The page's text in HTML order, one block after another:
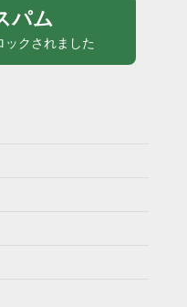
パム
ックされました